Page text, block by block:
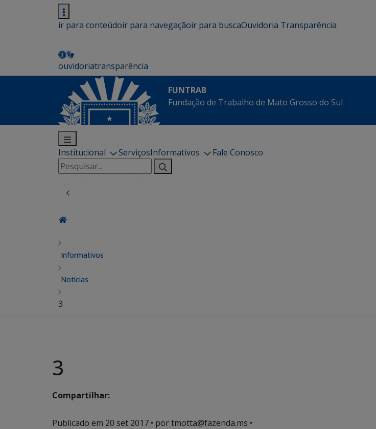
ir para conteúdoir para navegaçãoir para buscaOuvidoria Transparência
ouvidoriatransparência
FUNTRAB
Fundação de Trabalho de Mato Grosso do Sul
Institucional ServiçosInformativos
Fale Conosco
Pesquisar
por:
Informativos
Notícias
3
3
Compartilhar:
Publicado em 20 set 2017 • por tmotta@fazenda.ms •